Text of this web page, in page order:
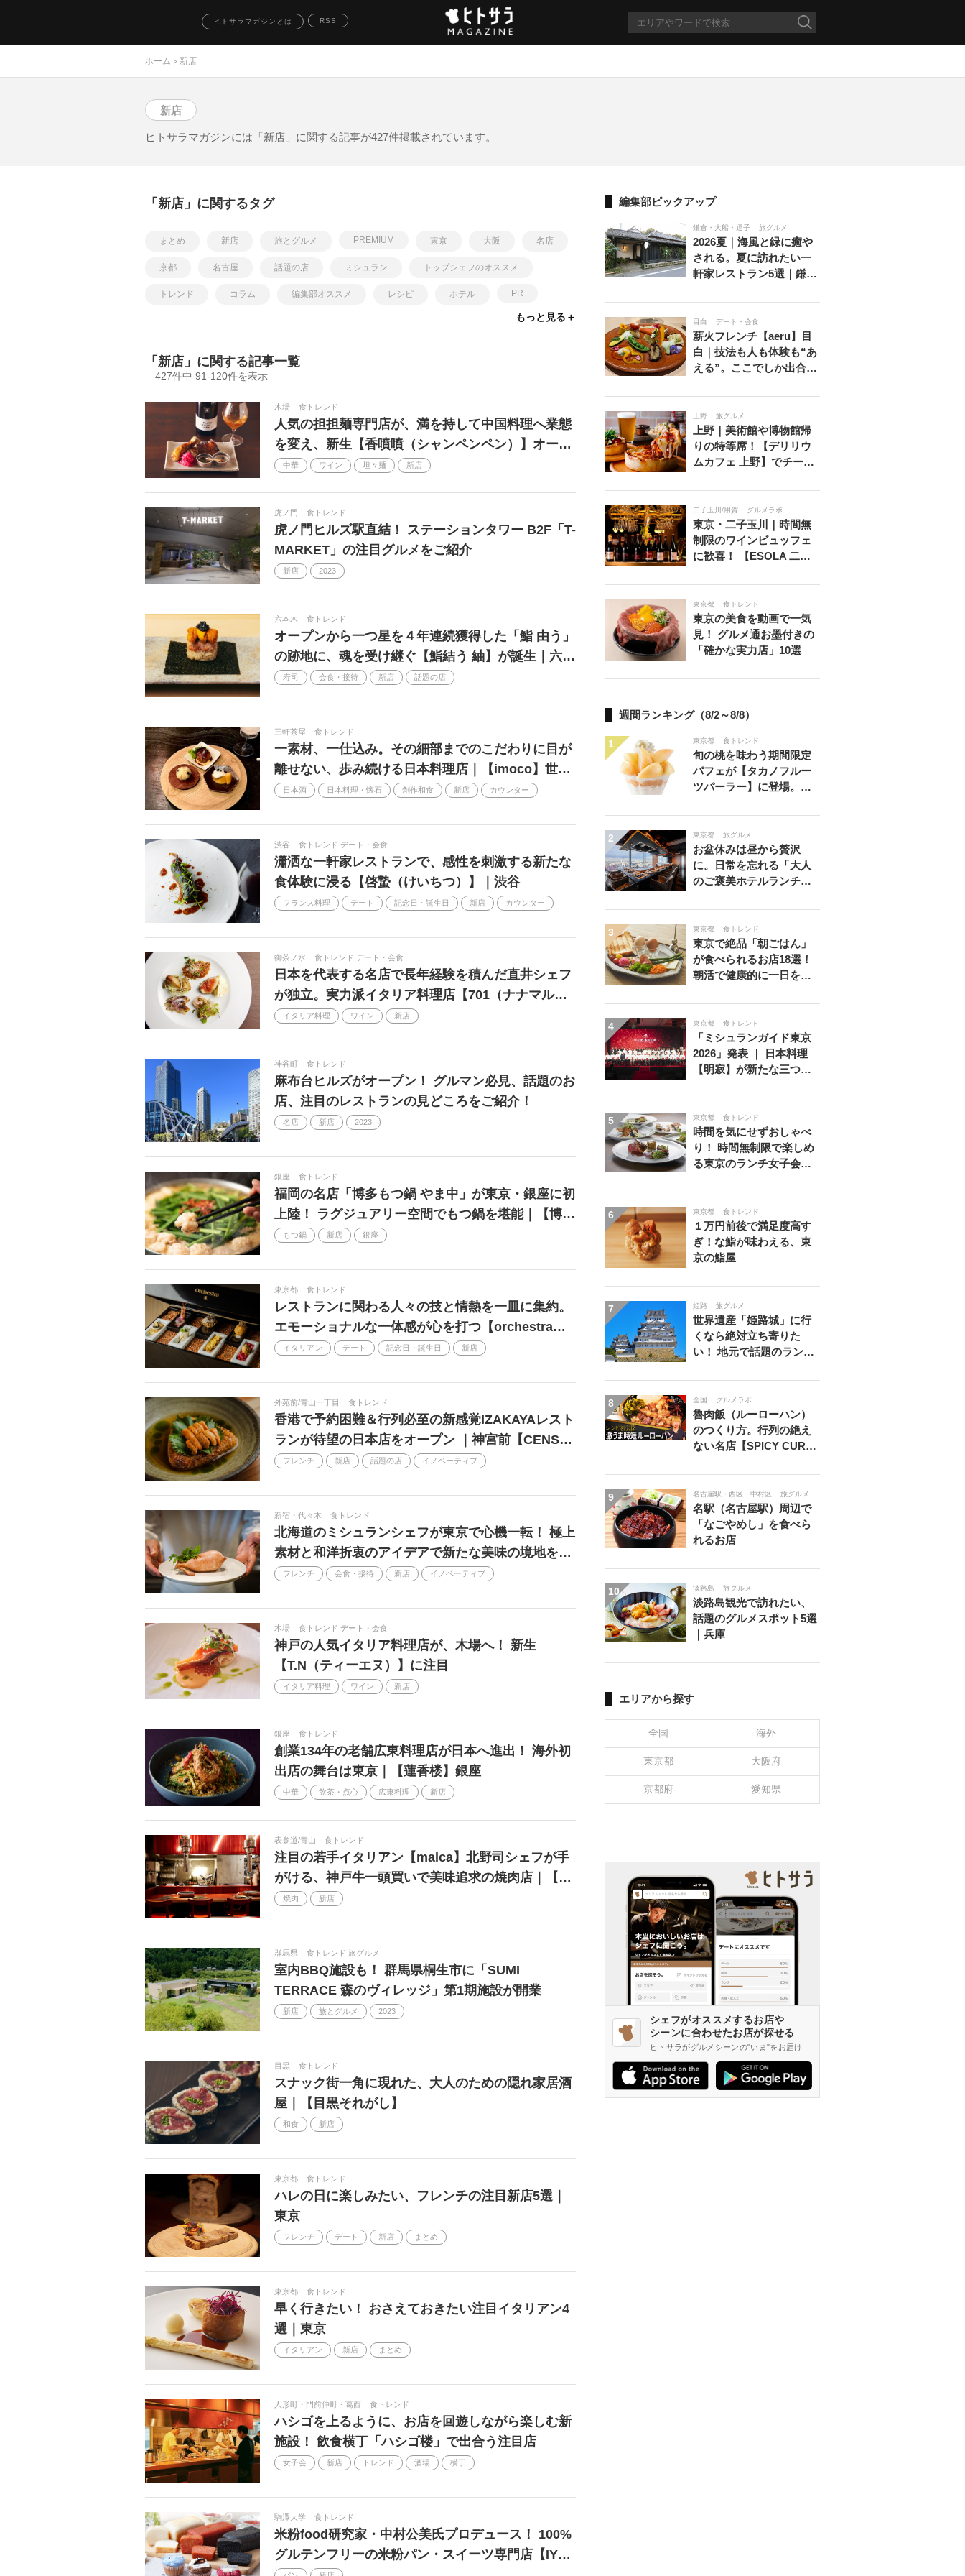
toggle
navigation
ヒトサラマガジンとは RSS
ホーム > 新店
新店
ヒトサラマガジンには「新店」に関する記事が427件掲載されています。
「新店」に関するタグ
まとめ 新店 旅とグルメ PREMIUM 東京 大阪 名店
京都 名古屋 話題の店 ミシュラン トップシェフのオススメ
トレンド コラム 編集部オススメ レシピ ホテル PR
神戸 食事 Men's Precious
テイクアウト 2024
シェフズ・テーブル 福岡 2025 トップシェフ いい感じの店
北陸の名店 ガストロノミー ヘルシーフード 札幌
ペアリング 動画
ジビエ ブッフェ Bグルマン部
おうちゴハン 金沢 お取り寄せ 2021 ナチュラルワイン
土鍋ごはん 外さない店
カルチャー カウンター
シェフのヨコガオ インスタ映え
おひとりさま女子 有名人行きつけの店 オトナの行きつけ ごはん
男飯 初詣 2020 ゴールデン街 ジビエ
フランス レストランウィーク
杏耶 昼飲みさんぽ ホワイトデー 世界のベストレストラン50
勝負メシ 豆知識 かき氷 花火大会 軽井沢 韓国
Sakenomy アフタヌーンティ 2026 フードロス おみやげ
音楽 新作 パティスリー 台湾 フィリピン
Asia's 50 Best Restaurants
トップアスリートの一皿 デトックス セレブ ブランド 映え弁
ジョエル・ロブション シャンパン The World’s 50 Best Restaurants
ダースレイダー オリンピック グランピング
ハルニレテラス 火鍋
映画 クラフトコーラ 薬膳カレー プレゼント
もっと見る＋
「新店」に関する記事一覧
427件中 91-120件を表示
木場 食トレンド
人気の担担麺専門店が、満を持して中国料理へ業態
を変え、新生【香噴噴（シャンペンペン）】オー…
中華 ワイン 坦々麺 新店
虎ノ門 食トレンド
虎ノ門ヒルズ駅直結！ ステーションタワー B2F「T-
MARKET」の注目グルメをご紹介
新店 2023
六本木 食トレンド
オープンから一つ星を４年連続獲得した「鮨 由う」
の跡地に、魂を受け継ぐ【鮨結う 紬】が誕生｜六…
寿司 会食・接待 新店 話題の店
三軒茶屋 食トレンド
一素材、一仕込み。その細部までのこだわりに目が
離せない、歩み続ける日本料理店｜【imoco】世…
日本酒 日本料理・懐石 創作和食 新店 カウンター
渋谷 食トレンド デート・会食
瀟洒な一軒家レストランで、感性を刺激する新たな
食体験に浸る【啓蟄（けいちつ）】｜渋谷
フランス料理 デート 記念日・誕生日 新店 カウンター
御茶ノ水 食トレンド デート・会食
日本を代表する名店で長年経験を積んだ直井シェフ
が独立。実力派イタリア料理店【701（ナナマル…
イタリア料理 ワイン 新店
神谷町 食トレンド
麻布台ヒルズがオープン！ グルマン必見、話題のお
店、注目のレストランの見どころをご紹介！
名店 新店 2023
銀座 食トレンド
福岡の名店「博多もつ鍋 やま中」が東京・銀座に初
上陸！ ラグジュアリー空間でもつ鍋を堪能｜【博…
もつ鍋 新店 銀座
東京都 食トレンド
レストランに関わる人々の技と情熱を一皿に集約。
エモーショナルな一体感が心を打つ【orchestra…
イタリアン デート 記念日・誕生日 新店
外苑前/青山一丁目 食トレンド
香港で予約困難＆行列必至の新感覚IZAKAYAレスト
ランが待望の日本店をオープン ｜神宮前【CENS…
フレンチ 新店 話題の店 イノベーティブ
新宿・代々木 食トレンド
北海道のミシュランシェフが東京で心機一転！ 極上
素材と和洋折衷のアイデアで新たな美味の境地を…
フレンチ 会食・接待 新店 イノベーティブ
木場 食トレンド デート・会食
神戸の人気イタリア料理店が、木場へ！ 新生
【T.N（ティーエヌ）】に注目
イタリア料理 ワイン 新店
銀座 食トレンド
創業134年の老舗広東料理店が日本へ進出！ 海外初
出店の舞台は東京｜【蓮香楼】銀座
中華 飲茶・点心 広東料理 新店
表参道/青山 食トレンド
注目の若手イタリアン【malca】北野司シェフが手
がける、神戸牛一頭買いで美味追求の焼肉店｜【…
焼肉 新店
群馬県 食トレンド 旅グルメ
室内BBQ施設も！ 群馬県桐生市に「SUMI
TERRACE 森のヴィレッジ」第1期施設が開業
新店 旅とグルメ 2023
目黒 食トレンド
スナック街一角に現れた、大人のための隠れ家居酒
屋｜【目黒それがし】
和食 新店
東京都 食トレンド
ハレの日に楽しみたい、フレンチの注目新店5選｜
東京
フレンチ デート 新店 まとめ
東京都 食トレンド
早く行きたい！ おさえておきたい注目イタリアン4
選｜東京
イタリアン 新店 まとめ
人形町・門前仲町・葛西 食トレンド
ハシゴを上るように、お店を回遊しながら楽しむ新
施設！ 飲食横丁「ハシゴ楼」で出合う注目店
女子会 新店 トレンド 酒場 横丁
駒澤大学 食トレンド
米粉food研究家・中村公美氏プロデュース！ 100%
グルテンフリーの米粉パン・スイーツ専門店【IY…
編集部ピックアップ
鎌倉・大船・逗子 旅グルメ
2026夏｜海風と緑に癒や
される。夏に訪れたい一
軒家レストラン5選｜鎌…
目白 デート・会食
薪火フレンチ【aeru】目
白｜技法も人も体験も“あ
える”。ここでしか出合…
上野 旅グルメ
上野｜美術館や博物館帰
りの特等席！【デリリウ
ムカフェ 上野】でチー…
二子玉川/用賀 グルメラボ
東京・二子玉川｜時間無
制限のワインビュッフェ
に歓喜！ 【ESOLA 二…
東京都 食トレンド
東京の美食を動画で一気
見！ グルメ通お墨付きの
「確かな実力店」10選
週間ランキング（8/2～8/8）
1 東京都 食トレンド
旬の桃を味わう期間限定
パフェが【タカノフルー
ツパーラー】に登場。…
2 東京都 旅グルメ
お盆休みは昼から贅沢
に。日常を忘れる「大人
のご褒美ホテルランチ…
3 東京都 食トレンド
東京で絶品「朝ごはん」
が食べられるお店18選！
朝活で健康的に一日を…
4 東京都 食トレンド
「ミシュランガイド東京
2026」発表 ｜ 日本料理
【明寂】が新たな三つ…
5 東京都 食トレンド
時間を気にせずおしゃべ
り！ 時間無制限で楽しめ
る東京のランチ女子会…
6 東京都 食トレンド
１万円前後で満足度高す
ぎ！な鮨が味わえる、東
京の鮨屋
7 姫路 旅グルメ
世界遺産「姫路城」に行
くなら絶対立ち寄りた
い！ 地元で話題のラン…
8 全国 グルメラボ
魯肉飯（ルーローハン）
のつくり方。行列の絶え
ない名店【SPICY CUR…
9 名古屋駅・西区・中村区 旅グルメ
名駅（名古屋駅）周辺で
「なごやめし」を食べら
れるお店
10 淡路島 旅グルメ
淡路島観光で訪れたい、
話題のグルメスポット5選
｜兵庫
エリアから探す
全国 海外
東京都 大阪府
京都府 愛知県
シェフがオススメするお店や
シーンに合わせたお店が探せる
ヒトサラがグルメシーンの"いま"をお届け